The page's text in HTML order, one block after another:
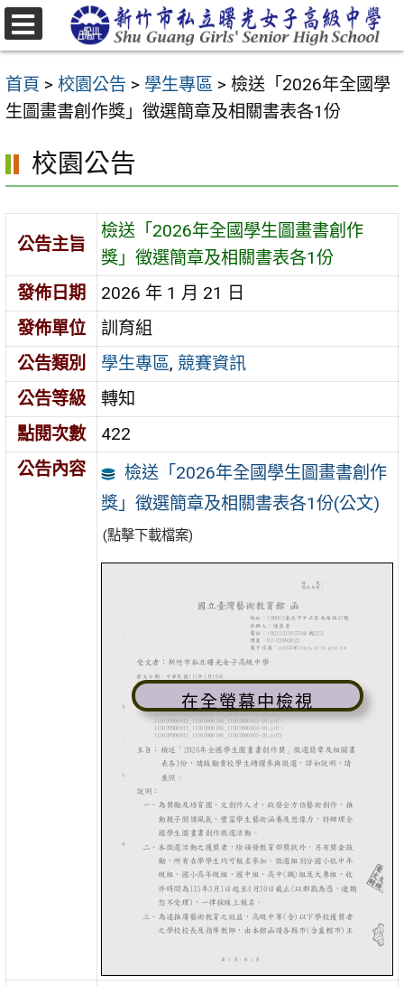
跳
至
要
內
區
首頁 > 校園公告 > 學生專區 > 檢送「2026年全國學
生圖畫書創作獎」徵選簡章及相關書表各1份
校園公告
公告主旨
檢送「2026年全國學生圖畫書創作
獎」徵選簡章及相關書表各1份
發佈日期
2026 年 1 月 21 日
發佈單位
訓育組
公告類別
學生專區, 競賽資訊
公告等級
轉知
點閱次數
422
公告內容
檢送「2026年全國學生圖畫書創作
獎」徵選簡章及相關書表各1份(公文)
(點擊下載檔案)
在全螢幕中檢視
選
單